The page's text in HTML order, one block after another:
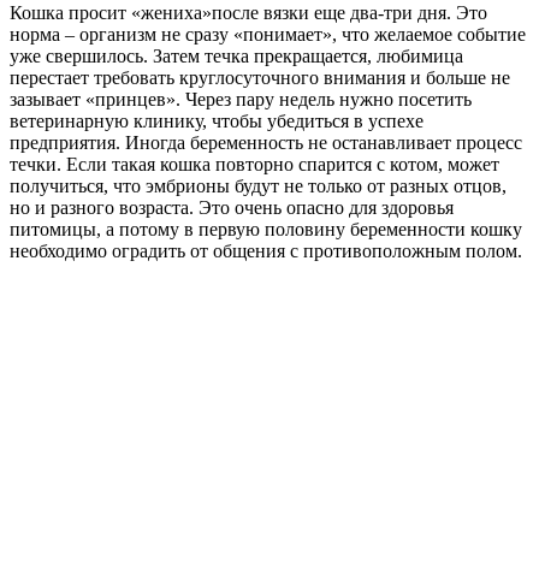
Кошка просит «жениха»после вязки еще два-три дня. Это
норма – организм не сразу «понимает», что желаемое событие
уже свершилось. Затем течка прекращается, любимица
перестает требовать круглосуточного внимания и больше не
зазывает «принцев». Через пару недель нужно посетить
ветеринарную клинику, чтобы убедиться в успехе
предприятия. Иногда беременность не останавливает процесс
течки. Если такая кошка повторно спарится с котом, может
получиться, что эмбрионы будут не только от разных отцов,
но и разного возраста. Это очень опасно для здоровья
питомицы, а потому в первую половину беременности кошку
необходимо оградить от общения с противоположным полом.